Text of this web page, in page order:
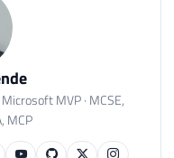
MVP · MCSE,
MCP